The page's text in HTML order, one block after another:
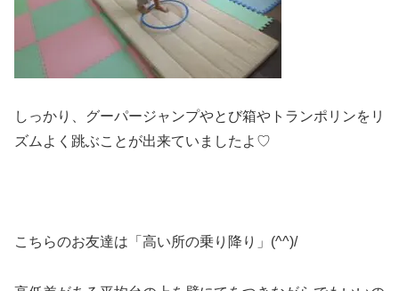
しっかり、グーパージャンプやとび箱やトランポリンをリ
ズムよく跳ぶことが出来ていましたよ♡
こちらのお友達は「高い所の乗り降り」(^^)/